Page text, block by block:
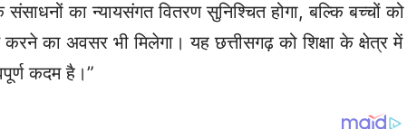
का न्यायसंगत वितरण सुनिश्चित होगा, बल्कि बच्चों को
करने का अवसर भी मिलेगा। यह छत्तीसगढ़ को शिक्षा के क्षेत्र में
कदम है।”